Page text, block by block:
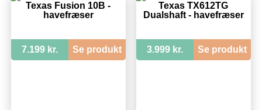
Texas Fusion 10B -
havefræser
7.199 kr. Se produkt
Texas TX612TG
Dualshaft - havefræser
3.999 kr. Se produkt